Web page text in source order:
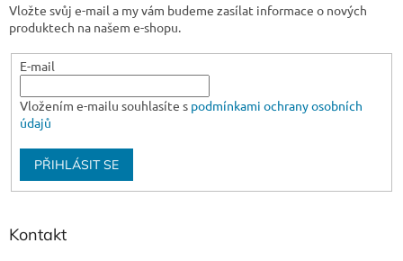
Vložte svůj e-mail a my vám budeme zasílat informace o nových
produktech na našem e-shopu.
E-mail
Vložením e-mailu souhlasíte s podmínkami ochrany osobních
údajů
PŘIHLÁSIT SE
Kontakt